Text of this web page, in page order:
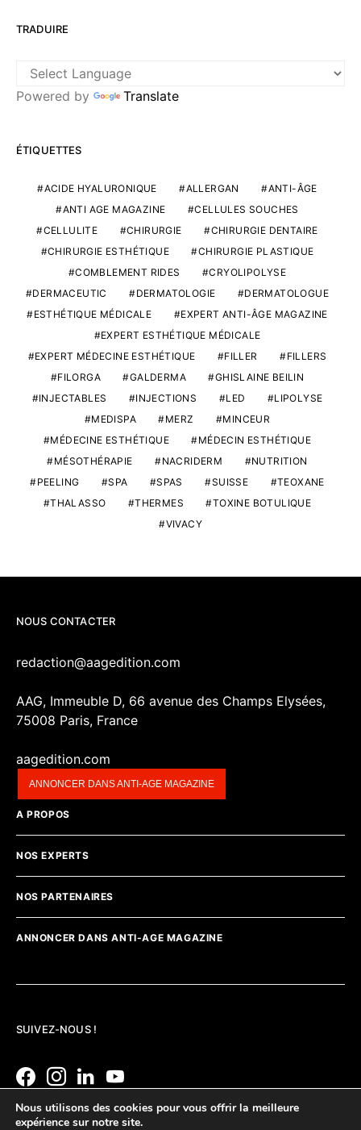
TRADUIRE
Powered by Translate
ÉTIQUETTES
ACIDE HYALURONIQUE ALLERGAN
ANTI-ÂGE
ANTI AGE MAGAZINE
CELLULES SOUCHES
CELLULITE
CHIRURGIE
CHIRURGIE DENTAIRE
CHIRURGIE ESTHÉTIQUE
CHIRURGIE PLASTIQUE
COMBLEMENT RIDES
CRYOLIPOLYSE
DERMACEUTIC
DERMATOLOGIE
DERMATOLOGUE
ESTHÉTIQUE MÉDICALE
EXPERT ANTI-ÂGE MAGAZINE
EXPERT ESTHÉTIQUE MÉDICALE
EXPERT MÉDECINE ESTHÉTIQUE
FILLER
FILLERS
FILORGA
GALDERMA
GHISLAINE BEILIN
INJECTABLES
INJECTIONS LED
LIPOLYSE
MEDISPA
MERZ
MINCEUR
MÉDECINE ESTHÉTIQUE
MÉDECIN ESTHÉTIQUE
MÉSOTHÉRAPIE
NACRIDERM
NUTRITION
PEELING
SPA SPAS SUISSE
TEOXANE
THALASSO
THERMES
TOXINE BOTULIQUE
VIVACY
NOUS CONTACTER
redaction@aagedition.com
AAG, Immeuble D, 66 avenue des Champs Elysées,
75008 Paris, France
aagedition.com
ANNONCER DANS ANTI-AGE MAGAZINE
A PROPOS
NOS EXPERTS
NOS PARTENAIRES
ANNONCER DANS ANTI-AGE MAGAZINE
SUIVEZ-NOUS !
Nous utilisons des cookies pour vous offrir la meilleure
expérience sur notre site.